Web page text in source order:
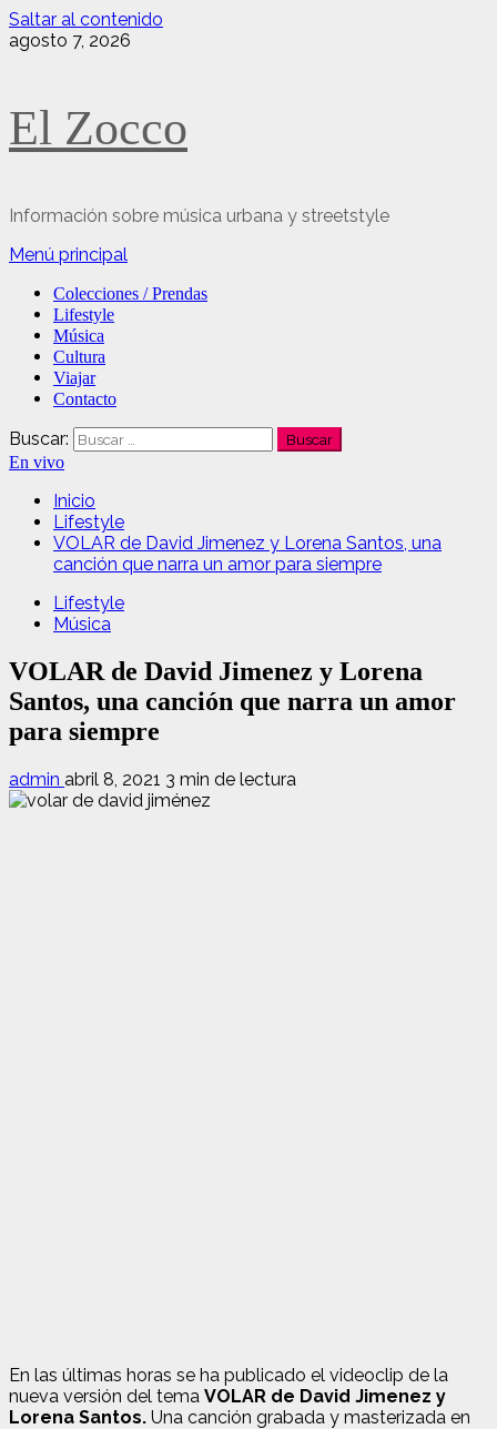
Saltar al contenido
agosto 7, 2026
El Zocco
Información sobre música urbana y streetstyle
Menú principal
Colecciones / Prendas
Lifestyle
Música
Cultura
Viajar
Contacto
Buscar:
En vivo
Inicio
Lifestyle
VOLAR de David Jimenez y Lorena Santos, una
canción que narra un amor para siempre
Lifestyle
Música
VOLAR de David Jimenez y Lorena
Santos, una canción que narra un amor
para siempre
admin abril 8, 2021 3 min de lectura
En las últimas horas se ha publicado el videoclip de la
nueva versión del tema VOLAR de David Jimenez y
Lorena Santos. Una canción grabada y masterizada en